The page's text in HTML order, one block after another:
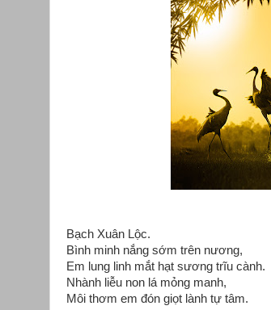
Bạch Xuân Lộc.
Bình minh nắng sớm trên nương,
Em lung linh mắt hạt sương trĩu cành.
Nhành liễu non lá mỏng manh,
Môi thơm em đón giọt lành tự tâm.